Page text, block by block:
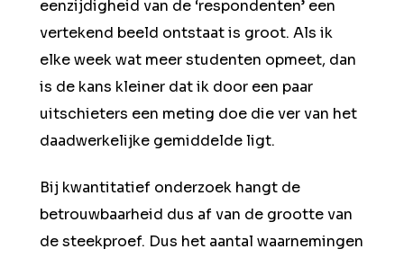
eenzijdigheid van de ‘respondenten’ een
vertekend beeld ontstaat is groot. Als ik
elke week wat meer studenten opmeet, dan
is de kans kleiner dat ik door een paar
uitschieters een meting doe die ver van het
daadwerkelijke gemiddelde ligt.
Bij kwantitatief onderzoek hangt de
betrouwbaarheid dus af van de grootte van
de steekproef. Dus het aantal waarnemingen